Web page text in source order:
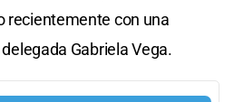
recientemente con una
Gabriela Vega.